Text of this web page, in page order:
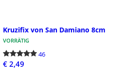
Kruzifix von San Damiano 8cm
VORRÄTIG
46
€ 2,49